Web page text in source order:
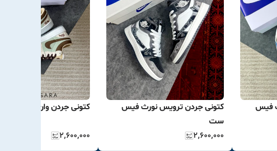
فیس
کتونی جردن ترویس نورث فیس
ست
۲٬۶۰۰٬۰۰۰
کتونی جردن وان استاسی
۲٬۶۰۰٬۰۰۰